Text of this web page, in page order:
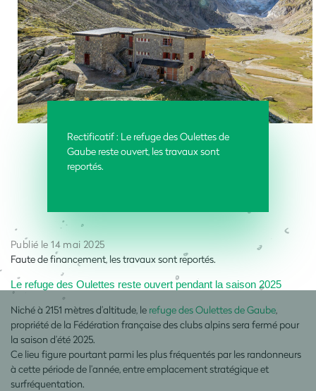
Rectificatif : Le refuge des Oulettes de
Gaube reste ouvert, les travaux sont
reportés.
Publié le 14 mai 2025
Faute de financement, les travaux sont reportés.
Le refuge des Oulettes reste ouvert pendant la saison 2025
Niché à 2151 mètres d’altitude, le refuge des Oulettes de Gaube,
propriété de la Fédération française des clubs alpins sera fermé pour
la saison d’été 2025.
Ce lieu figure pourtant parmi les plus fréquentés par les randonneurs
à cette période de l’année, entre emplacement stratégique et
surfréquentation.